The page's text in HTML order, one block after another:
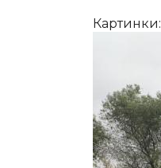
Картинки: